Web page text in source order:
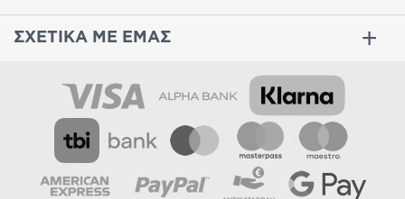
ΣΧΕΤΙΚΑ ΜΕ ΕΜΑΣ